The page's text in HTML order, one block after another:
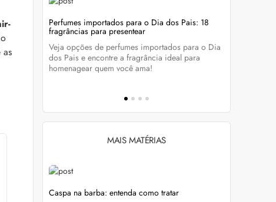
evitar
lo e
Perfumes importados para o Dia dos Pais: 18
fragrâncias para presentear
Veja opções de perfumes importados para o Dia
dos Pais e encontre a fragrância ideal para
homenagear quem você ama!
MAIS MATÉRIAS
Caspa na barba: entenda como tratar